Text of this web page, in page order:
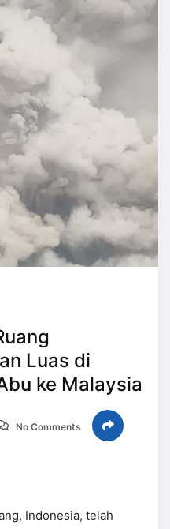
Luas di
ke Malaysia
No Comments
Indonesia, telah